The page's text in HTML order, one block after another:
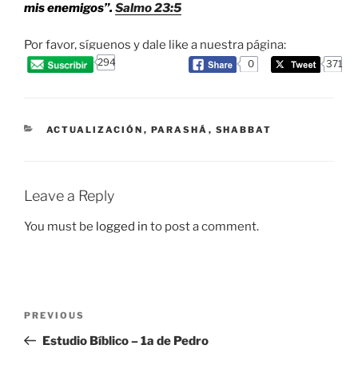
mis enemigos”.Salmo 23:5
Por favor, síguenos y dale like a nuestra página:
294 0 371
CATEGORIES
ACTUALIZACIÓN , PARASHÁ , SHABBAT
Leave a Reply
You must be logged in to post a comment.
Previous
Post
PREVIOUS
Estudio Bíblico – 1a de Pedro